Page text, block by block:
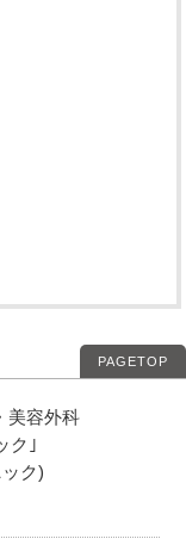
PAGETOP
美容外科
ク｣
ク)